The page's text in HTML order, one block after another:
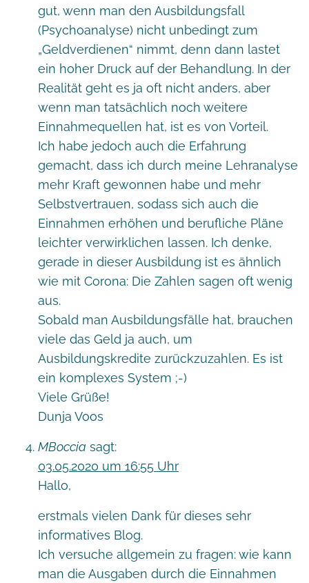
gut, wenn man den Ausbildungsfall
(Psychoanalyse) nicht unbedingt zum
„Geldverdienen“ nimmt, denn dann lastet
ein hoher Druck auf der Behandlung. In der
Realität geht es ja oft nicht anders, aber
wenn man tatsächlich noch weitere
Einnahmequellen hat, ist es von Vorteil.
Ich habe jedoch auch die Erfahrung
gemacht, dass ich durch meine Lehranalyse
mehr Kraft gewonnen habe und mehr
Selbstvertrauen, sodass sich auch die
Einnahmen erhöhen und berufliche Pläne
leichter verwirklichen lassen. Ich denke,
gerade in dieser Ausbildung ist es ähnlich
wie mit Corona: Die Zahlen sagen oft wenig
aus.
Sobald man Ausbildungsfälle hat, brauchen
viele das Geld ja auch, um
Ausbildungskredite zurückzuzahlen. Es ist
ein komplexes System ;-)
Viele Grüße!
Dunja Voos
MBoccia sagt:
03.05.2020 um 16:55 Uhr
Hallo,
erstmals vielen Dank für dieses sehr
informatives Blog.
Ich versuche allgemein zu fragen: wie kann
man die Ausgaben durch die Einnahmen